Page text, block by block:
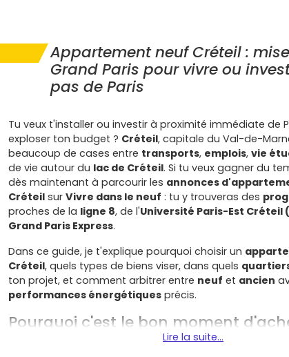
Appartement neuf Créteil :
Grand Paris pour vivre ou
pas de Paris
Tu veux t'installer ou investir à proximité immédiate de
exploser ton budget ? Créteil, capitale du Val-de-
beaucoup de cases entre transports, emplois, vie
de vie autour du lac de Créteil. Si tu veux gagner du
dès maintenant à parcourir les annonces
Créteil sur Vivre dans le neuf : tu y trouveras des
proches de la ligne 8, de l'Université Paris-Est Créteil
Grand Paris Express.
Dans ce guide, je t'explique pourquoi choisir un
Créteil, quels types de biens viser, dans quels
ton projet, et comment arbitrer entre neuf et ancien
performances énergétiques précis.
Pourquoi c'est le bon moment
appartement neuf à Créteil
Lire la suite...